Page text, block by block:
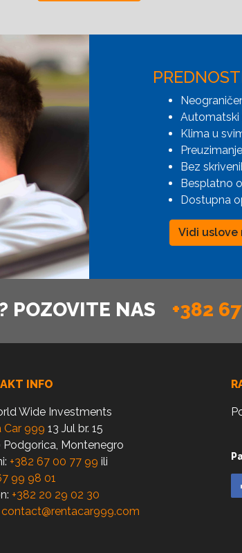
Automatski
Klima u
Bez
Besplatno
Dostupna
Vidi uslove
POZOVITE NAS +382
INFO
Wide Investments
Car 999 13 Jul br. 15
Podgorica, Montenegro
+382 67 00 77 99 ili
99 98 01
+382 20 29 02 30
contact@rentacar999.com